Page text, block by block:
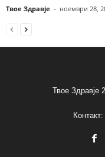
Твое Здравје - ноември 28,
Твое Здравје
Контакт: